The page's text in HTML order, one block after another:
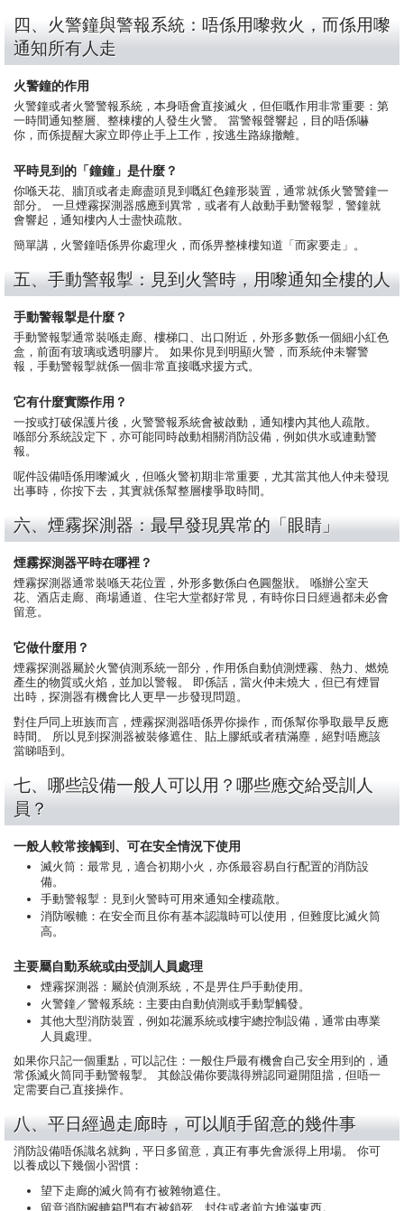
四、火警鐘與警報系統：唔係用嚟救火，而係用嚟
通知所有人走
火警鐘的作用
火警鐘或者火警警報系統，本身唔會直接滅火，但佢嘅作用非常重要：第
一時間通知整層、整棟樓的人發生火警。 當警報聲響起，目的唔係嚇
你，而係提醒大家立即停止手上工作，按逃生路線撤離。
平時見到的「鐘鐘」是什麼？
你喺天花、牆頂或者走廊盡頭見到嘅紅色鐘形裝置，通常就係火警警鐘一
部分。 一旦煙霧探測器感應到異常，或者有人啟動手動警報掣，警鐘就
會響起，通知樓內人士盡快疏散。
簡單講，火警鐘唔係畀你處理火，而係畀整棟樓知道「而家要走」。
五、手動警報掣：見到火警時，用嚟通知全樓的人
手動警報掣是什麼？
手動警報掣通常裝喺走廊、樓梯口、出口附近，外形多數係一個細小紅色
盒，前面有玻璃或透明膠片。 如果你見到明顯火警，而系統仲未響警
報，手動警報掣就係一個非常直接嘅求援方式。
它有什麼實際作用？
一按或打破保護片後，火警警報系統會被啟動，通知樓內其他人疏散。
喺部分系統設定下，亦可能同時啟動相關消防設備，例如供水或連動警
報。
呢件設備唔係用嚟滅火，但喺火警初期非常重要，尤其當其他人仲未發現
出事時，你按下去，其實就係幫整層樓爭取時間。
六、煙霧探測器：最早發現異常的「眼睛」
煙霧探測器平時在哪裡？
煙霧探測器通常裝喺天花位置，外形多數係白色圓盤狀。 喺辦公室天
花、酒店走廊、商場通道、住宅大堂都好常見，有時你日日經過都未必會
留意。
它做什麼用？
煙霧探測器屬於火警偵測系統一部分，作用係自動偵測煙霧、熱力、燃燒
產生的物質或火焰，並加以警報。 即係話，當火仲未燒大，但已有煙冒
出時，探測器有機會比人更早一步發現問題。
對住戶同上班族而言，煙霧探測器唔係畀你操作，而係幫你爭取最早反應
時間。 所以見到探測器被裝修遮住、貼上膠紙或者積滿塵，絕對唔應該
當睇唔到。
七、哪些設備一般人可以用？哪些應交給受訓人
員？
一般人較常接觸到、可在安全情況下使用
滅火筒：最常見，適合初期小火，亦係最容易自行配置的消防設
備。
手動警報掣：見到火警時可用來通知全樓疏散。
消防喉轆：在安全而且你有基本認識時可以使用，但難度比滅火筒
高。
主要屬自動系統或由受訓人員處理
煙霧探測器：屬於偵測系統，不是畀住戶手動使用。
火警鐘／警報系統：主要由自動偵測或手動掣觸發。
其他大型消防裝置，例如花灑系統或樓宇總控制設備，通常由專業
人員處理。
如果你只記一個重點，可以記住：一般住戶最有機會自己安全用到的，通
常係滅火筒同手動警報掣。 其餘設備你要識得辨認同避開阻擋，但唔一
定需要自己直接操作。
八、平日經過走廊時，可以順手留意的幾件事
消防設備唔係識名就夠，平日多留意，真正有事先會派得上用場。 你可
以養成以下幾個小習慣：
望下走廊的滅火筒有冇被雜物遮住。
留意消防喉轆箱門有冇被鎖死、封住或者前方堆滿東西。